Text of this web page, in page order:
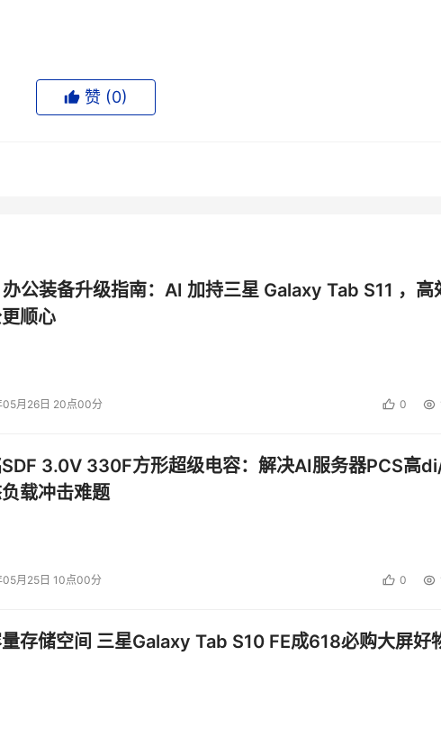
的AI工具。
失，同时确保合规性。
型，并利用思科Talos的威胁情报数据检测不断演变的AI安全问题。
与控制力，并深度集成于思科推出的统一化、由人工智能驱动的跨领
的执行点网络，思科人工智能防御系统在网络层面实现AI安全，其
于保护企业AI应用至关重要，思科一直积极参与制定人工智能安全行
责人Kent Noyes表示：“人工智能的广泛应用使企业暴露在传统网络
统是思科AI驱动安全创新系列的最新成果。该系统将于3月正式向企
赞 (0)
公装备升级指南：AI 加持三星 Galaxy Tab S11 ，高
顺心
05月26日 20点00分 0
3.0V 330F方形超级电容：解决AI服务器PCS高
载冲击难题
05月25日 10点00分 0
存储空间 三星Galaxy Tab S10 FE成618必购大屏好